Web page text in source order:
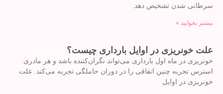
سرطانی شدن تشخیص دهد.
بیشتر بخوانید »
علت خونریزی در اوایل بارداری چیست؟
خونریزی در ماه اول بارداری می‌تواند نگران‌کننده باشد و هر مادری
استرس تجربه چنین اتفاقی را در دوران حاملگی تجربه می‌کند. علت
خونریزی در اوایل